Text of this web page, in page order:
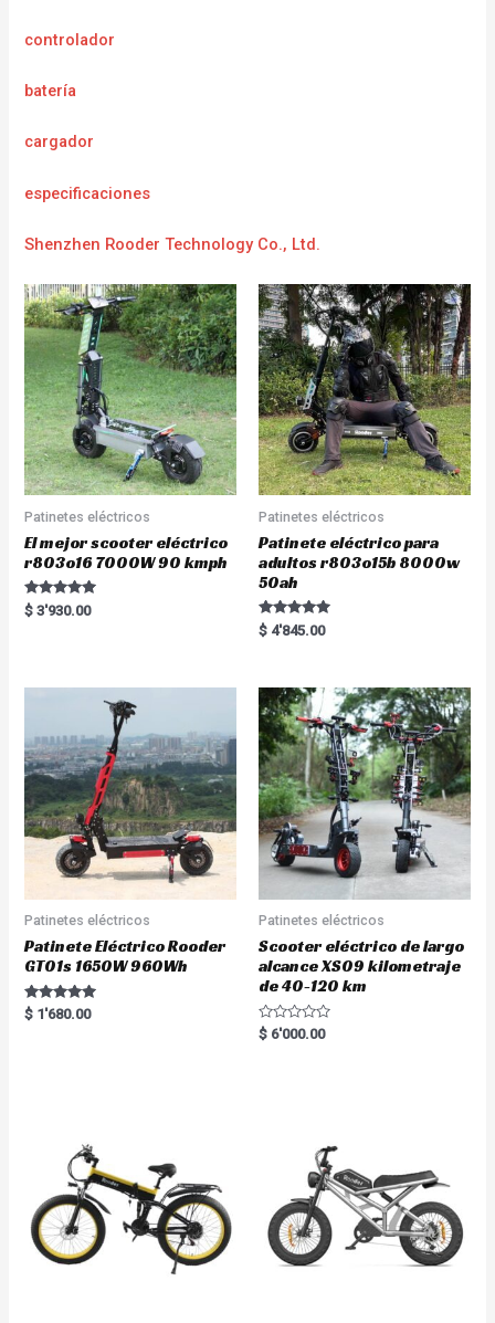
controlador
batería
cargador
especificaciones
Shenzhen Rooder Technology Co., Ltd.
Patinetes eléctricos
El mejor scooter eléctrico
r803o16 7000W 90 kmph
Rated
5.00
$ 3'930.00
Patinetes eléctricos
Patinete eléctrico para
adultos r803o15b 8000w
50ah
Rated
5.00
$ 4'845.00
Patinetes eléctricos
Patinete Eléctrico Rooder
GT01s 1650W 960Wh
Rated
5.00
$ 1'680.00
Patinetes eléctricos
Scooter eléctrico de largo
alcance XS09 kilometraje
de 40-120 km
R
a
$ 6'000.00